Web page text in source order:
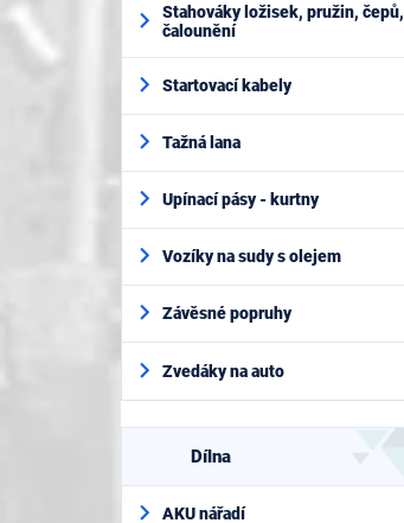
Stahováky ložisek, pružin, čepů,
čalounění
Startovací kabely
Tažná lana
Upínací pásy - kurtny
Vozíky na sudy s olejem
Závěsné popruhy
Zvedáky na auto
Dílna
AKU nářadí